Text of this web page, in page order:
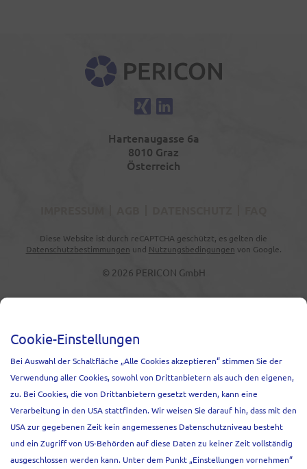
Cookie-Einstellungen
Bei Auswahl der Schaltfläche „Alle Cookies akzeptieren“ stimmen Sie der
Verwendung aller Cookies, sowohl von Drittanbietern als auch den eigenen,
zu. Bei Cookies, die von Drittanbietern gesetzt werden, kann eine
Verarbeitung in den USA stattfinden. Wir weisen Sie darauf hin, dass mit den
USA zur gegebenen Zeit kein angemessenes Datenschutzniveau besteht
und ein Zugriff von US-Behörden auf diese Daten zu keiner Zeit vollständig
ausgeschlossen werden kann. Unter dem Punkt „Einstellungen vornehmen“
Xing
LinkedIn
Hartenaugasse 6a
8010 Graz
Österreich
Diese Website ist durch reCAPTCHA geschützt, es gelten die
Datenschutzbestimmungen und Nutzungsbedingungen von Google.
© 2026 PERICON GmbH
Melden Sie sich an und erfahren Sie
Relevantes zu Events, unseren Projekten
und aktuellen Marktentwicklungen.
Anrede
Frau Herr
Vorname*